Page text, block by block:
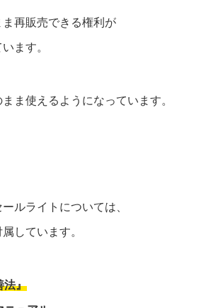
再販売できる権利が
ます。
ま使えるようになっています。
ルライトについては、
しています。
法』